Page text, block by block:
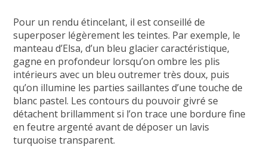
Pour un rendu étincelant, il est conseillé de
superposer légèrement les teintes. Par exemple, le
manteau d’Elsa, d’un bleu glacier caractéristique,
gagne en profondeur lorsqu’on ombre les plis
intérieurs avec un bleu outremer très doux, puis
qu’on illumine les parties saillantes d’une touche de
blanc pastel. Les contours du pouvoir givré se
détachent brillamment si l’on trace une bordure fine
en feutre argenté avant de déposer un lavis
turquoise transparent.